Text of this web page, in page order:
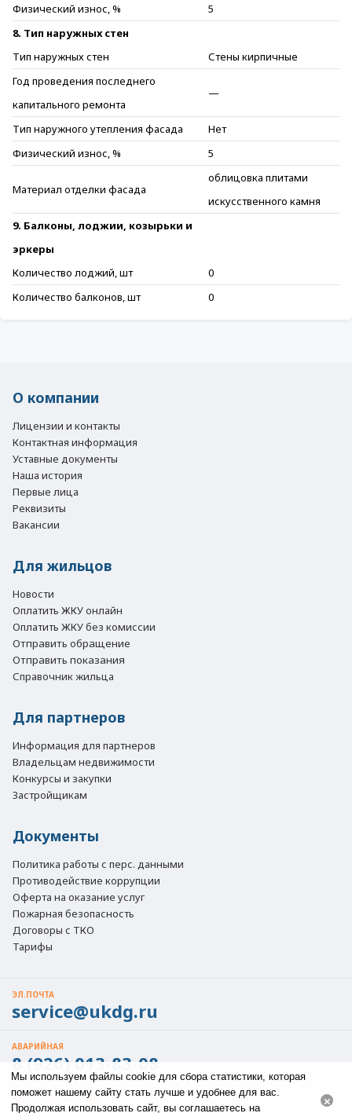
Физический износ, %
5
8. Тип наружных стен
Тип наружных стен
Стены кирпичные
Год проведения последнего
капитального ремонта
—
Тип наружного утепления фасада
Нет
Физический износ, %
5
Материал отделки фасада
облицовка плитами
искусственного камня
9. Балконы, лоджии, козырьки и
эркеры
Количество лоджий, шт
0
Количество балконов, шт
0
О компании
Лицензии и контакты
Контактная информация
Уставные документы
Наша история
Первые лица
Реквизиты
Вакансии
Для жильцов
Новости
Оплатить ЖКУ онлайн
Оплатить ЖКУ без комиссии
Отправить обращение
Отправить показания
Справочник жильца
Для партнеров
Информация для партнеров
Владельцам недвижимости
Конкурсы и закупки
Застройщикам
Документы
Политика работы с перс. данными
Противодействие коррупции
Оферта на оказание услуг
Пожарная безопасность
Договоры с ТКО
Тарифы
ЭЛ.ПОЧТА
service@ukdg.ru
АВАРИЙНАЯ
8 (926) 013-83-08
ПО ВСЕМ ВОПРОСАМ
Мы используем файлы cookie для сбора статистики, которая
поможет нашему сайту стать лучше и удобнее для вас.
Продолжая использовать сайт, вы соглашаетесь на
×